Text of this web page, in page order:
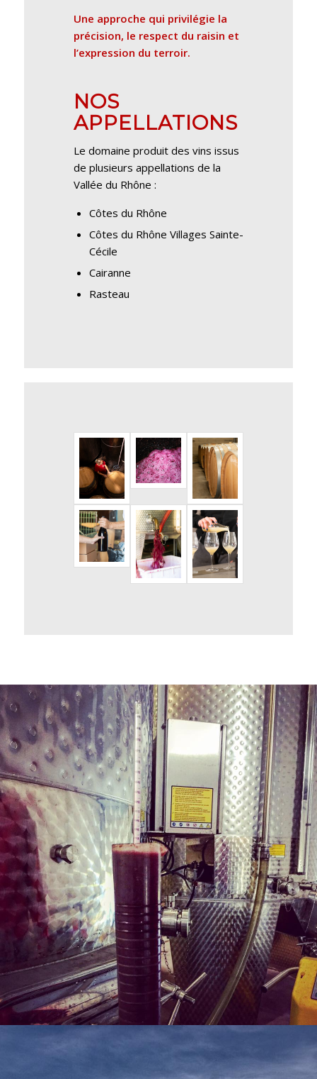
Une approche qui privilégie la
précision, le respect du raisin et
l’expression du terroir.
NOS
APPELLATIONS
Le domaine produit des vins issus
de plusieurs appellations de la
Vallée du Rhône :
Côtes du Rhône
Côtes du Rhône Villages Sainte-
Cécile
Cairanne
Rasteau